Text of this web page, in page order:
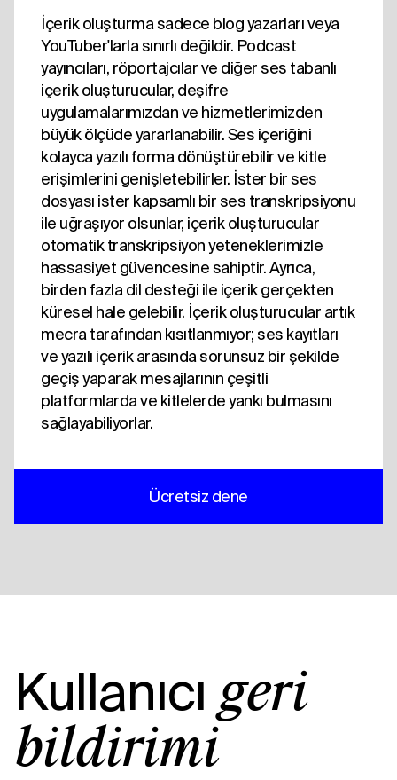
İçerik oluşturma sadece blog yazarları veya
YouTuber'larla sınırlı değildir. Podcast
yayıncıları, röportajcılar ve diğer ses tabanlı
içerik oluşturucular, deşifre
uygulamalarımızdan ve hizmetlerimizden
büyük ölçüde yararlanabilir. Ses içeriğini
kolayca yazılı forma dönüştürebilir ve kitle
erişimlerini genişletebilirler. İster bir ses
dosyası ister kapsamlı bir ses transkripsiyonu
ile uğraşıyor olsunlar, içerik oluşturucular
otomatik transkripsiyon yeteneklerimizle
hassasiyet güvencesine sahiptir. Ayrıca,
birden fazla dil desteği ile içerik gerçekten
küresel hale gelebilir. İçerik oluşturucular artık
mecra tarafından kısıtlanmıyor; ses kayıtları
ve yazılı içerik arasında sorunsuz bir şekilde
geçiş yaparak mesajlarının çeşitli
platformlarda ve kitlelerde yankı bulmasını
sağlayabiliyorlar.
Ücretsiz dene
Kullanıcı geri
bildirimi